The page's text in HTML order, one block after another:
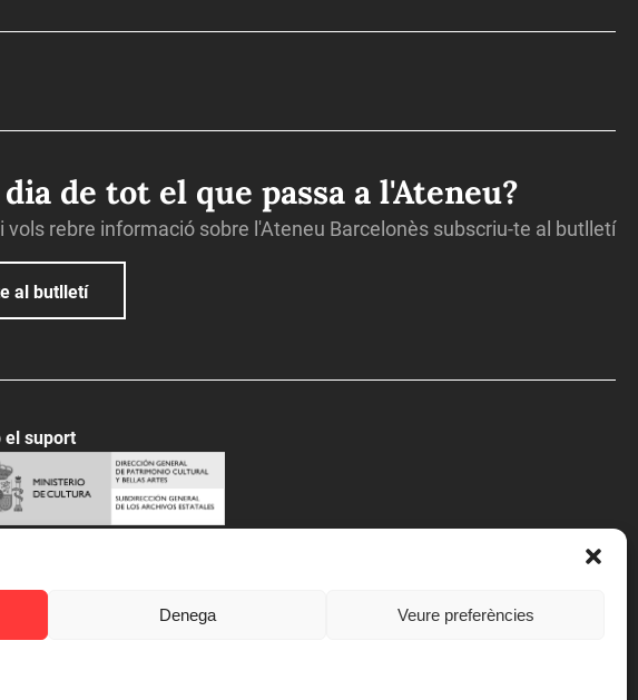
Denega Veure preferències
de tot el que passa a l'Ateneu?
vols rebre informació sobre l'Ateneu Barcelonès subscriu-te al butlletí
al butlletí
el suport